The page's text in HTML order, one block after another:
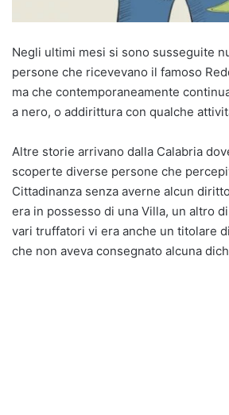
Negli ultimi mesi si sono susseguite
persone che ricevevano il famoso
ma che contemporaneamente
a nero, o addirittura con qualche
Altre storie arrivano dalla Calabria
scoperte diverse persone che
Cittadinanza senza averne alcun
era in possesso di una Villa, un altro
vari truffatori vi era anche un titolare
che non aveva consegnato alcuna